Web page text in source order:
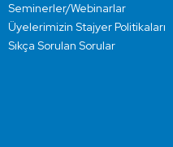
Seminerler/Webinarlar
Üyelerimizin Stajyer Politikaları
Sıkça Sorulan Sorular